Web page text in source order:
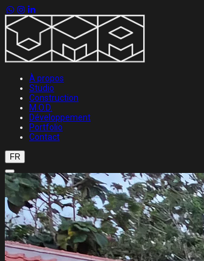
À propos
Studio
Construction
M.O.D.
Développement
Portfolio
Contact
FR